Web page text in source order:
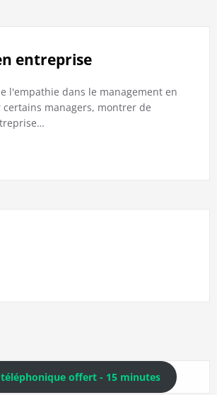
entreprise
l'empathie dans le management en
certains managers, montrer de
téléphonique offert - 15 minutes